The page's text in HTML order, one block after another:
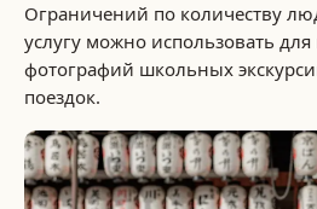
Ограничений по количеству
услугу можно использовать
фотографий школьных
поездок.